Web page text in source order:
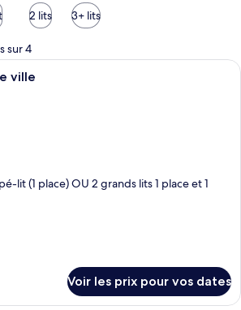
2 lits 3+ lits
sur 4
Une chambre d’hôtel moderne
ville
lit (1 place) OU 2 grands lits 1 place et 1
Voir les prix pour vos dates